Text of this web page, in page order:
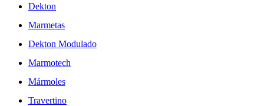
Dekton
Marmetas
Dekton Modulado
Marmotech
Mármoles
Travertino